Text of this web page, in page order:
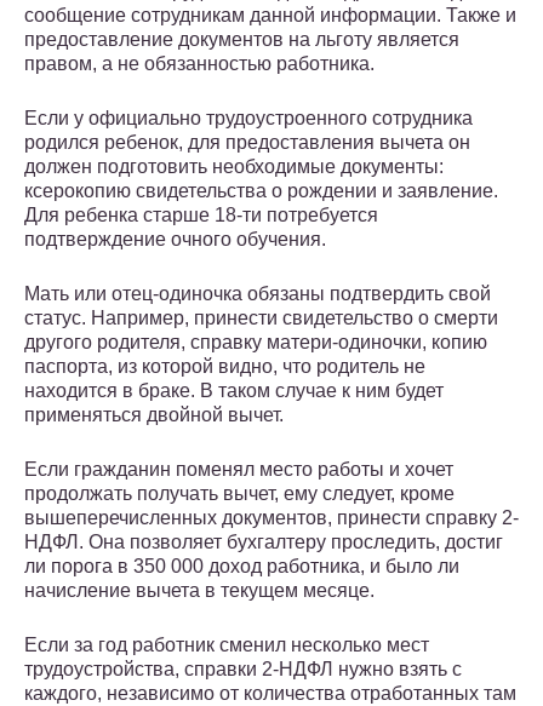
сообщение сотрудникам данной информации. Также и
предоставление документов на льготу является
правом, а не обязанностью работника.
Если у официально трудоустроенного сотрудника
родился ребенок, для предоставления вычета он
должен подготовить необходимые документы:
ксерокопию свидетельства о рождении и заявление.
Для ребенка старше 18-ти потребуется
подтверждение очного обучения.
Мать или отец-одиночка обязаны подтвердить свой
статус. Например, принести свидетельство о смерти
другого родителя, справку матери-одиночки, копию
паспорта, из которой видно, что родитель не
находится в браке. В таком случае к ним будет
применяться двойной вычет.
Если гражданин поменял место работы и хочет
продолжать получать вычет, ему следует, кроме
вышеперечисленных документов, принести справку 2-
НДФЛ. Она позволяет бухгалтеру проследить, достиг
ли порога в 350 000 доход работника, и было ли
начисление вычета в текущем месяце.
Если за год работник сменил несколько мест
трудоустройства, справки 2-НДФЛ нужно взять с
каждого, независимо от количества отработанных там